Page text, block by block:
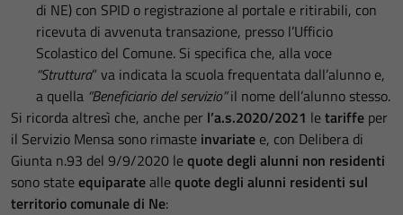
di NE) con SPID o registrazione al portale e ritirabili, con
ricevuta di avvenuta transazione, presso l’Ufficio
Scolastico del Comune. Si specifica che, alla voce
“Struttura” va indicata la scuola frequentata dall’alunno e,
a quella “Beneficiario del servizio”il nome dell’alunno stesso.
Si ricorda altresì che, anche per l’a.s.2020/2021 letariffe per
il Servizio Mensa sono rimaste invariate e, con Delibera di
Giunta n.93 del 9/9/2020 lequote degli alunni non residenti
sono stateequiparateallequote degli alunni residenti sul
territorio comunale di Ne: